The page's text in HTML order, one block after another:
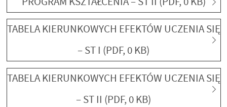
TABELA KIERUNKOWYCH EFEKTÓW UCZENIA SIĘ
– ST I (PDF, 0 KB)
TABELA KIERUNKOWYCH EFEKTÓW UCZENIA SIĘ
– ST II (PDF, 0 KB)